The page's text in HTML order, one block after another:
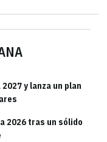
y lanza un plan
2026 tras un sólido